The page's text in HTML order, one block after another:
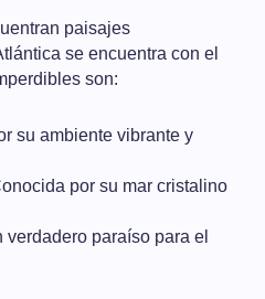
paisajes
se encuentra con el
son:
su ambiente vibrante y
por su mar cristalino
verdadero paraíso para el